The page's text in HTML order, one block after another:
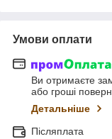
Умови оплати
Ви отримаєте
або гроші
Детальніше
Післяплата